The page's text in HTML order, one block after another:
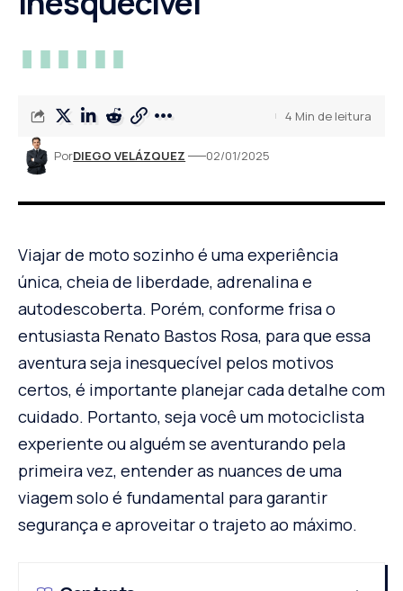
PorDIEGO VELÁZQUEZ 02/01/2025
4 Min de leitura
Viajar de moto sozinho é uma experiência
única, cheia de liberdade, adrenalina e
autodescoberta. Porém, conforme frisa o
entusiasta Renato Bastos Rosa, para que essa
aventura seja inesquecível pelos motivos
certos, é importante planejar cada detalhe com
cuidado. Portanto, seja você um motociclista
experiente ou alguém se aventurando pela
primeira vez, entender as nuances de uma
viagem solo é fundamental para garantir
segurança e aproveitar o trajeto ao máximo.